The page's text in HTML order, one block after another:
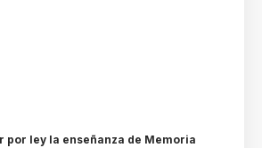
por ley la enseñanza de Memoria